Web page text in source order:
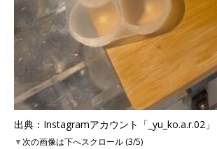
出典：Instagramアカウント「_yu_ko.a.r.02」
▼次の画像は下へスクロール (3/5)